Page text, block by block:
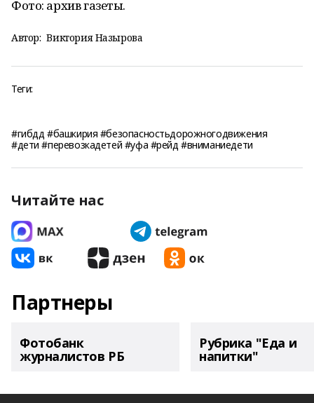
Фото: архив газеты.
Автор: Виктория Назырова
Теги:
#гибдд #башкирия #безопасностьдорожногодвижения
#дети #перевозкадетей #уфа #рейд #вниманиедети
Читайте нас
Партнеры
Фотобанк
журналистов РБ
Рубрика "Еда и
напитки"